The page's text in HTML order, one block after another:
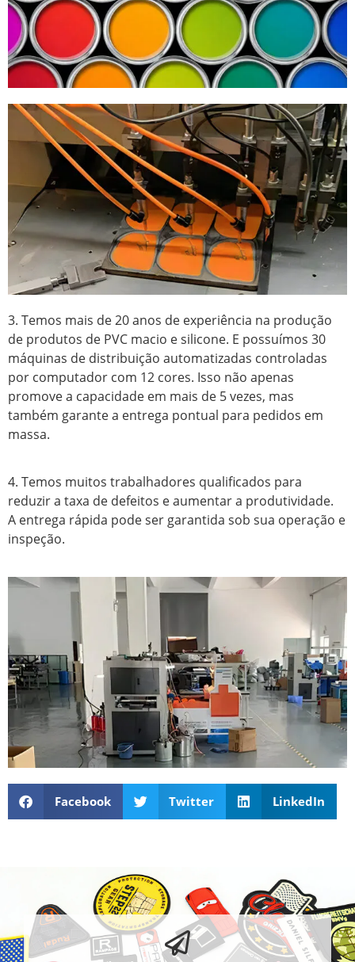
3. Temos mais de 20 anos de experiência na produção
de produtos de PVC macio e silicone. E possuímos 30
máquinas de distribuição automatizadas controladas
por computador com 12 cores. Isso não apenas
promove a capacidade em mais de 5 vezes, mas
também garante a entrega pontual para pedidos em
massa.
4. Temos muitos trabalhadores qualificados para
reduzir a taxa de defeitos e aumentar a produtividade.
A entrega rápida pode ser garantida sob sua operação e
inspeção.
Facebook Twitter LinkedIn